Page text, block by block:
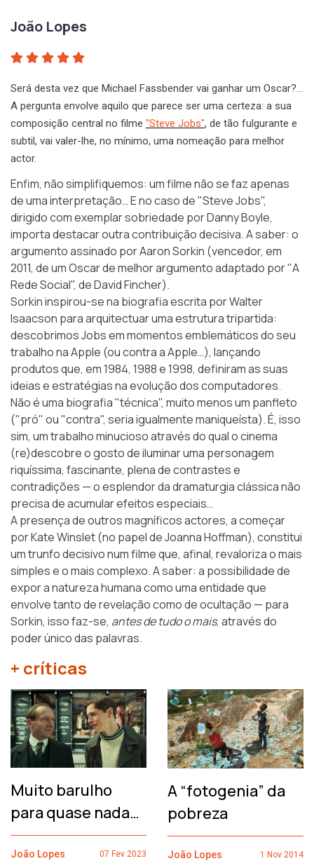
João Lopes
Será desta vez que Michael Fassbender vai ganhar um Oscar?…
A pergunta envolve aquilo que parece ser uma certeza: a sua
composição central no filme "Steve Jobs", de tão fulgurante e
subtil, vai valer-lhe, no mínimo, uma nomeação para melhor
actor.
Enfim, não simplifiquemos: um filme não se faz apenas
de uma interpretação… E no caso de "Steve Jobs",
dirigido com exemplar sobriedade por Danny Boyle,
importa destacar outra contribuição decisiva. A saber: o
argumento assinado porAaron Sorkin (vencedor, em
2011, de um Oscar de melhor argumento adaptado por "A
Rede Social", de David Fincher).
Sorkin inspirou-se na biografiaescrita por Walter
Isaacson para arquitectuar uma estrutura tripartida:
descobrimos Jobs em momentos emblemáticos do seu
trabalho na Apple (ou contra a Apple…), lançando
produtos que, em 1984, 1988 e 1998, definiram as suas
ideias e estratégias na evolução dos computadores.
Não é uma biografia "técnica", muito menos um panfleto
("pró" ou "contra", seria igualmente maniqueísta). É, isso
sim, um trabalho minucioso através do qual o cinema
(re)descobre o gosto de iluminar uma personagem
riquíssima, fascinante, plena de contrastes e
contradições — o esplendor da dramaturgia clássica não
precisa de acumular efeitos especiais…
A presença de outros magníficos actores, a começar
por Kate Winslet (no papel de Joanna Hoffman), constitui
um trunfo decisivo num filme que, afinal, revaloriza o mais
simples e o mais complexo. A saber: a possibilidade de
expor a natureza humana como uma entidade que
envolve tanto de revelação como de ocultação — para
Sorkin, isso faz-se, antes de tudo o mais, através do
poder único das palavras.
+ críticas
Muito barulho
para quase nada…
João Lopes 07 Fev 2023
A “fotogenia” da
pobreza
João Lopes 1 Nov 2014